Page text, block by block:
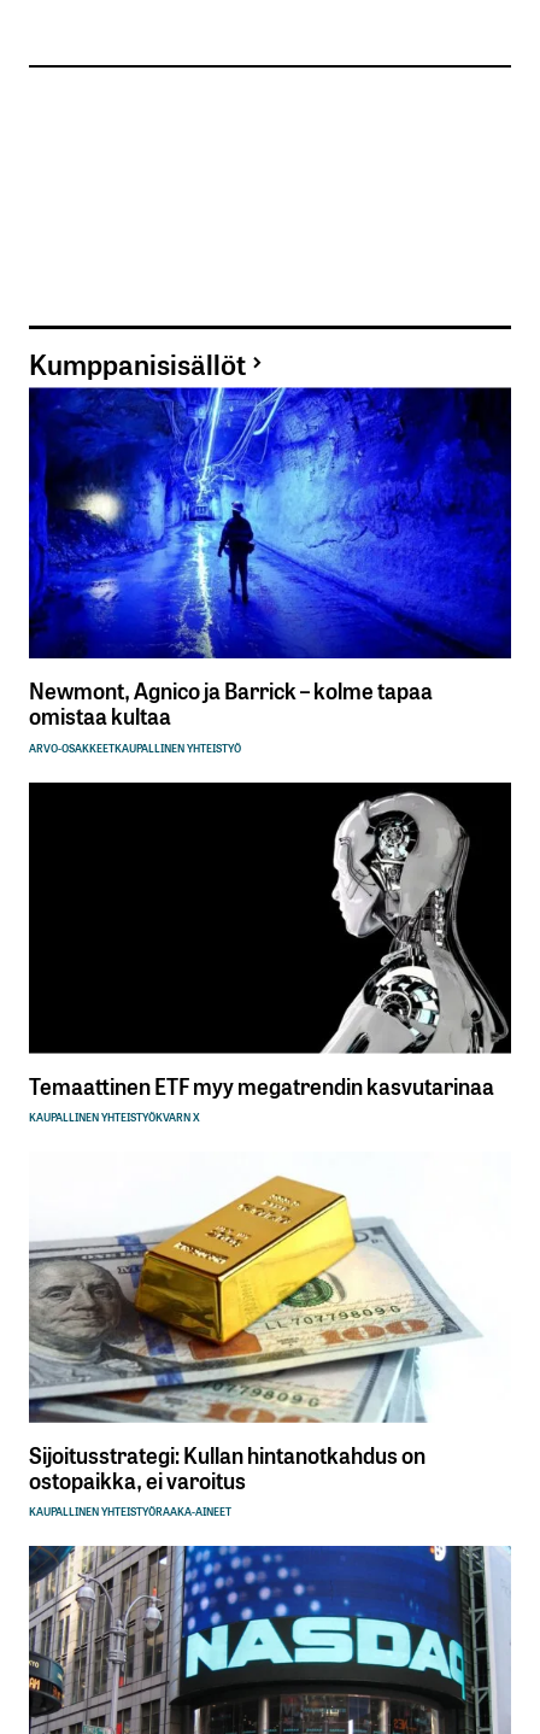
Kumppanisisällöt
Newmont, Agnico ja Barrick – kolme tapaa
omistaa kultaa
ARVO-OSAKKEETKAUPALLINEN YHTEISTYÖ
Temaattinen ETF myy megatrendin kasvutarinaa
KAUPALLINEN YHTEISTYÖKVARN X
Sijoitusstrategi: Kullan hintanotkahdus on
ostopaikka, ei varoitus
KAUPALLINEN YHTEISTYÖRAAKA-AINEET